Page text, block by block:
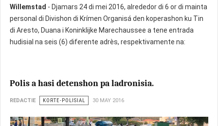
Willemstad - Djamars 24 di mei 2016, alrededor di 6 or di mainta
personal di Divishon di Krímen Organisá den koperashon ku Tin
di Aresto, Duana i Koninklijke Marechaussee a tene entrada
hudisial na seis (6) diferente adrès, respektivamente na:
Polis a hasi detenshon pa ladronisia.
REDACTIE KORTE-POLISIAL 30 MAY 2016